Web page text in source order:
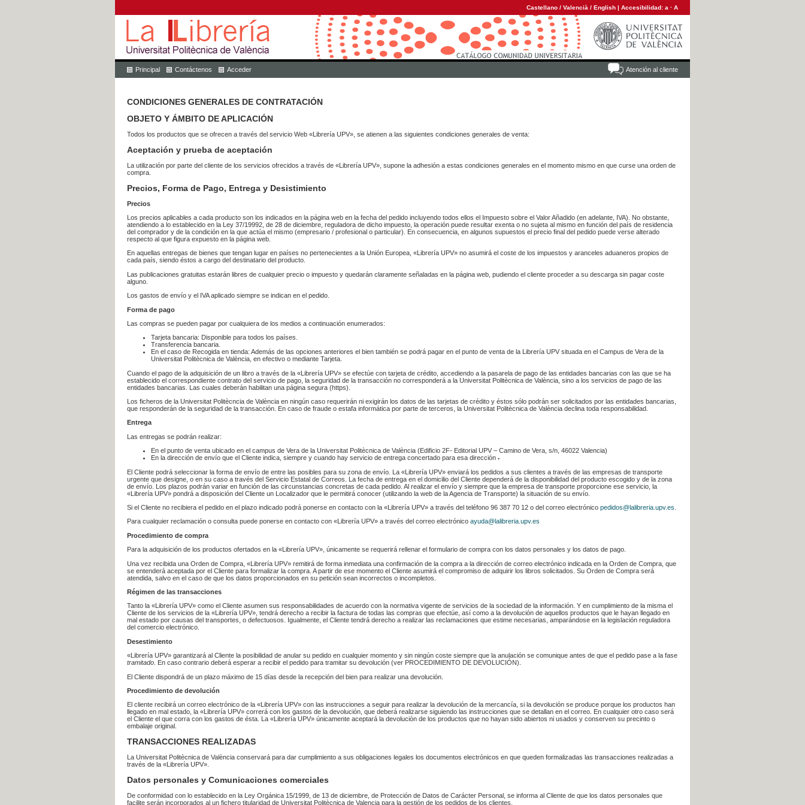
Castellano / Valencià / English | Accesibilidad: a · A
Atención al cliente
Principal Contáctenos Acceder
CONDICIONES GENERALES DE CONTRATACIÓN
OBJETO Y ÁMBITO DE APLICACIÓN
Todos los productos que se ofrecen a través del servicio Web «Librería UPV», se atienen a las siguientes condiciones generales de venta:
Aceptación y prueba de aceptación
La utilización por parte del cliente de los servicios ofrecidos a través de «Librería UPV», supone la adhesión a estas condiciones generales en el momento mismo en que curse una orden de
compra.
Precios, Forma de Pago, Entrega y Desistimiento
Precios
Los precios aplicables a cada producto son los indicados en la página web en la fecha del pedido incluyendo todos ellos el Impuesto sobre el Valor Añadido (en adelante, IVA). No obstante,
atendiendo a lo establecido en la Ley 37/19992, de 28 de diciembre, reguladora de dicho impuesto, la operación puede resultar exenta o no sujeta al mismo en función del país de residencia
del comprador y de la condición en la que actúa el mismo (empresario / profesional o particular). En consecuencia, en algunos supuestos el precio final del pedido puede verse alterado
respecto al que figura expuesto en la página web.
En aquellas entregas de bienes que tengan lugar en países no pertenecientes a la Unión Europea, «Librería UPV» no asumirá el coste de los impuestos y aranceles aduaneros propios de
cada país, siendo éstos a cargo del destinatario del producto.
Las publicaciones gratuitas estarán libres de cualquier precio o impuesto y quedarán claramente señaladas en la página web, pudiendo el cliente proceder a su descarga sin pagar coste
alguno.
Los gastos de envío y el IVA aplicado siempre se indican en el pedido.
Forma de pago
Las compras se pueden pagar por cualquiera de los medios a continuación enumerados:
Tarjeta bancaria: Disponible para todos los países.
Transferencia bancaria.
En el caso de Recogida en tienda: Además de las opciones anteriores el bien también se podrá pagar en el punto de venta de la Librería UPV situada en el Campus de Vera de la
Universitat Politècnica de València, en efectivo o mediante Tarjeta.
Cuando el pago de la adquisición de un libro a través de la «Librería UPV» se efectúe con tarjeta de crédito, accediendo a la pasarela de pago de las entidades bancarias con las que se ha
establecido el correspondiente contrato del servicio de pago, la seguridad de la transacción no corresponderá a la Universitat Politècnica de València, sino a los servicios de pago de las
entidades bancarias. Las cuales deberán habilitan una página segura (https).
Los ficheros de la Universitat Politècncia de València en ningún caso requerirán ni exigirán los datos de las tarjetas de crédito y éstos sólo podrán ser solicitados por las entidades bancarias,
que responderán de la seguridad de la transacción. En caso de fraude o estafa informática por parte de terceros, la Universitat Politècnica de València declina toda responsabilidad.
Entrega
Las entregas se podrán realizar:
En el punto de venta ubicado en el campus de Vera de la Universitat Politècnica de València (Edificio 2F- Editorial UPV – Camino de Vera, s/n, 46022 Valencia)
En la dirección de envío que el Cliente indica, siempre y cuando hay servicio de entrega concertado para esa dirección .
El Cliente podrá seleccionar la forma de envío de entre las posibles para su zona de envío. La «Librería UPV» enviará los pedidos a sus clientes a través de las empresas de transporte
urgente que designe, o en su caso a través del Servicio Estatal de Correos. La fecha de entrega en el domicilio del Cliente dependerá de la disponibilidad del producto escogido y de la zona
de envío. Los plazos podrán variar en función de las circunstancias concretas de cada pedido. Al realizar el envío y siempre que la empresa de transporte proporcione ese servicio, la
«Librería UPV» pondrá a disposición del Cliente un Localizador que le permitirá conocer (utilizando la web de la Agencia de Transporte) la situación de su envío.
Si el Cliente no recibiera el pedido en el plazo indicado podrá ponerse en contacto con la «Librería UPV» a través del teléfono 96 387 70 12 o del correo electrónico pedidos@lalibreria.upv.es
Para cualquier reclamación o consulta puede ponerse en contacto con «Librería UPV» a través del correo electrónico ayuda@lalibreria.upv.es
Procedimiento de compra
Para la adquisición de los productos ofertados en la «Librería UPV», únicamente se requerirá rellenar el formulario de compra con los datos personales y los datos de pago.
Una vez recibida una Orden de Compra, «Librería UPV» remitirá de forma inmediata una confirmación de la compra a la dirección de correo electrónico indicada en la Orden de Compra, que
se entenderá aceptada por el Cliente para formalizar la compra. A partir de ese momento el Cliente asumirá el compromiso de adquirir los libros solicitados. Su Orden de Compra será
atendida, salvo en el caso de que los datos proporcionados en su petición sean incorrectos o incompletos.
Régimen de las transacciones
Tanto la «Librería UPV» como el Cliente asumen sus responsabilidades de acuerdo con la normativa vigente de servicios de la sociedad de la información. Y en cumplimiento de la misma el
Cliente de los servicios de la «Librería UPV», tendrá derecho a recibir la factura de todas las compras que efectúe, así como a la devolución de aquellos productos que le hayan llegado en
mal estado por causas del transportes, o defectuosos. Igualmente, el Cliente tendrá derecho a realizar las reclamaciones que estime necesarias, amparándose en la legislación reguladora
del comercio electrónico.
Desestimiento
«Librería UPV» garantizará al Cliente la posibilidad de anular su pedido en cualquier momento y sin ningún coste siempre que la anulación se comunique antes de que el pedido pase a la fase
tramitado . En caso contrario deberá esperar a recibir el pedido para tramitar su devolución (ver PROCEDIMIENTO DE DEVOLUCIÓN).
El Cliente dispondrá de un plazo máximo de 15 días desde la recepción del bien para realizar una devolución.
Procedimiento de devolución
El cliente recibirá un correo electrónico de la «Librería UPV» con las instrucciones a seguir para realizar la devolución de la mercancía, si la devolución se produce porque los productos han
llegado en mal estado, la «Librería UPV» correrá con los gastos de la devolución, que deberá realizarse siguiendo las instrucciones que se detallan en el correo. En cualquier otro caso será
el Cliente el que corra con los gastos de ésta. La «Librería UPV» únicamente aceptará la devolución de los productos que no hayan sido abiertos ni usados y conserven su precinto o
embalaje original.
TRANSACCIONES REALIZADAS
La Universitat Politècnica de València conservará para dar cumplimiento a sus obligaciones legales los documentos electrónicos en que queden formalizadas las transacciones realizadas a
través de la «Librería UPV».
Datos personales y Comunicaciones comerciales
De conformidad con lo establecido en la Ley Orgánica 15/1999, de 13 de diciembre, de Protección de Datos de Carácter Personal, se informa al Cliente de que los datos personales que
facilite serán incorporados al un fichero titularidad de Universitat Politècnica de Valencia para la gestión de los pedidos de los clientes.